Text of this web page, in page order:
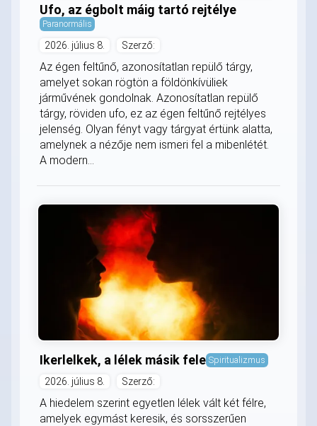
Ufo, az égbolt máig tartó rejtélye
Paranormális
2026. július 8. Szerző:
Az égen feltűnő, azonosítatlan repülő tárgy,
amelyet sokan rögtön a földönkívüliek
járművének gondolnak. Azonosítatlan repülő
tárgy, röviden ufo, ez az égen feltűnő rejtélyes
jelenség. Olyan fényt vagy tárgyat értünk alatta,
amelynek a nézője nem ismeri fel a mibenlétét.
A modern...
Ikerlelkek, a lélek másik fele Spiritualizmus
2026. július 8. Szerző:
A hiedelem szerint egyetlen lélek vált két félre,
amelyek egymást keresik, és sorsszerűen